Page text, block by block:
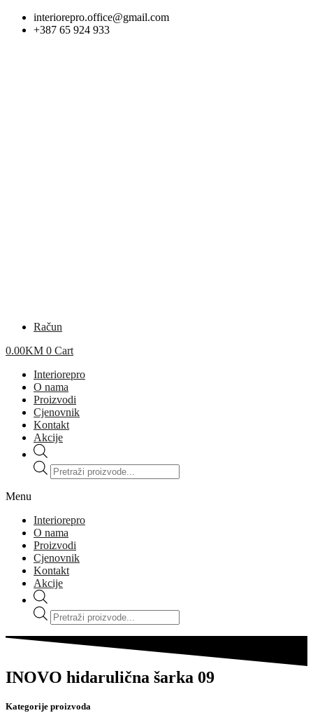
Skip
interiorepro.office@gmail.com
+387 65 924 933
Račun
0.00KM 0 Cart
Interiorepro
O nama
Proizvodi
Cjenovnik
Kontakt
Akcije
Products
search
Menu
Interiorepro
O nama
Proizvodi
Cjenovnik
Kontakt
Akcije
Products
search
INOVO hidarulična šarka 09
Kategorije proizvoda